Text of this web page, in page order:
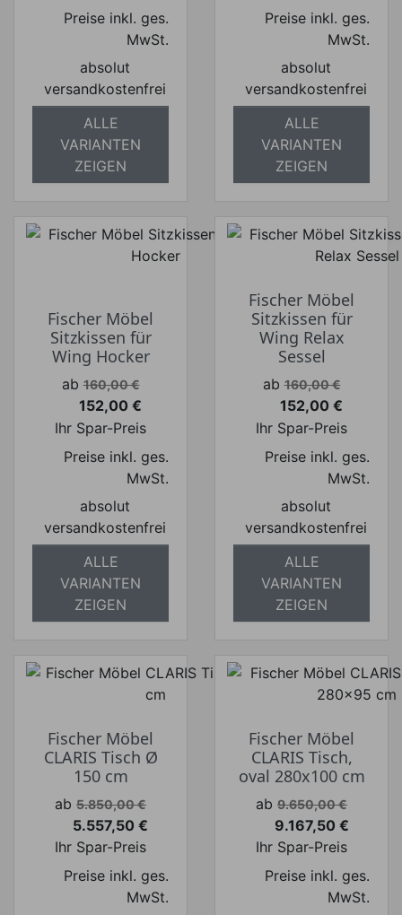
Preise inkl. ges.
MwSt.
absolut
versandkostenfrei
ALLE
VARIANTEN
ZEIGEN
Preise inkl. ges.
MwSt.
absolut
versandkostenfrei
ALLE
VARIANTEN
ZEIGEN
Fischer Möbel
Sitzkissen für
Wing Hocker
Verkaufspreis
ab 160,00 €
Preis
152,00 €
Ihr Spar-Preis
Preise inkl. ges.
MwSt.
absolut
versandkostenfrei
ALLE
VARIANTEN
ZEIGEN
Fischer Möbel
Sitzkissen für
Wing Relax
Sessel
Verkaufspreis
ab 160,00 €
Preis
152,00 €
Ihr Spar-Preis
Preise inkl. ges.
MwSt.
absolut
versandkostenfrei
ALLE
VARIANTEN
ZEIGEN
Fischer Möbel
CLARIS Tisch Ø
150 cm
Verkaufspreis
ab 5.850,00 €
Preis
5.557,50 €
Ihr Spar-Preis
Preise inkl. ges.
MwSt.
Fischer Möbel
CLARIS Tisch,
oval 280x100 cm
Verkaufspreis
ab 9.650,00 €
Preis
9.167,50 €
Ihr Spar-Preis
Preise inkl. ges.
MwSt.